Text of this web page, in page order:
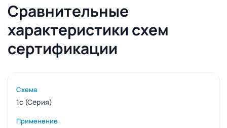
Сравнительные
характеристики схем
сертификации
1с (Серия)